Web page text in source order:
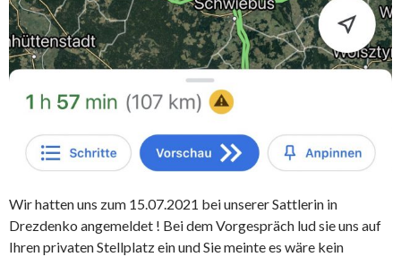
Wir hatten uns zum 15.07.2021 bei unserer Sattlerin in
Drezdenko angemeldet ! Bei dem Vorgespräch lud sie uns auf
Ihren privaten Stellplatz ein und Sie meinte es wäre kein